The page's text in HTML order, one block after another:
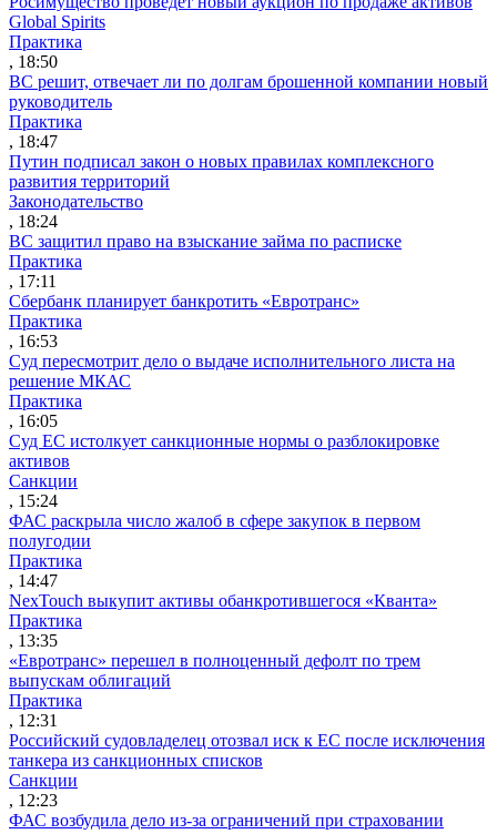
Global Spirits
Практика
, 18:50
ВС решит, отвечает ли по долгам брошенной компании новый
руководитель
Практика
, 18:47
Путин подписал закон о новых правилах комплексного
развития территорий
Законодательство
, 18:24
ВС защитил право на взыскание займа по расписке
Практика
, 17:11
Сбербанк планирует банкротить «Евротранс»
Практика
, 16:53
Суд пересмотрит дело о выдаче исполнительного листа на
решение МКАС
Практика
, 16:05
Суд ЕС истолкует санкционные нормы о разблокировке
активов
Санкции
, 15:24
ФАС раскрыла число жалоб в сфере закупок в первом
полугодии
Практика
, 14:47
NexTouch выкупит активы обанкротившегося «Кванта»
Практика
, 13:35
«Евротранс» перешел в полноценный дефолт по трем
выпускам облигаций
Практика
, 12:31
Российский судовладелец отозвал иск к ЕС после исключения
танкера из санкционных списков
Санкции
, 12:23
ФАС возбудила дело из-за ограничений при страховании